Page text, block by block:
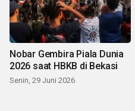
Nobar Gembira Piala Dunia
2026 saat HBKB di Bekasi
Senin, 29 Juni 2026